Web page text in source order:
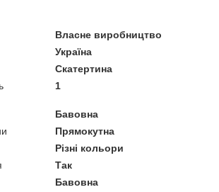
Власне виробництво
Україна
Скатертина
1
Бавовна
Прямокутна
Різні кольори
Так
Бавовна